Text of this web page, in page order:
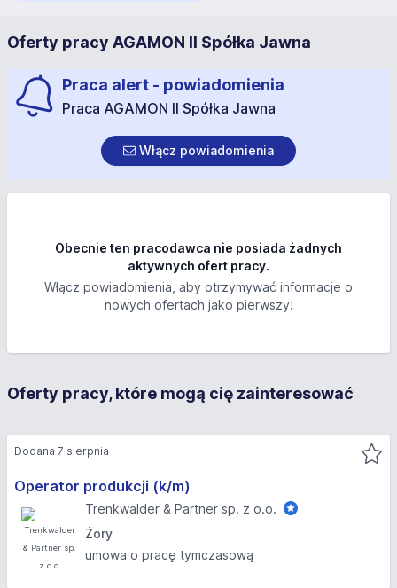
Oferty pracy AGAMON II Spółka Jawna
Praca alert - powiadomienia
Praca AGAMON II Spółka Jawna
Włącz powiadomienia
Obecnie ten pracodawca nie posiada żadnych
aktywnych ofert pracy.
Włącz powiadomienia, aby otrzymywać informacje o
nowych ofertach jako pierwszy!
Oferty pracy, które mogą cię zainteresować
Operator produkcji (k/m)
Trenkwalder & Partner sp. z o.o.
Żory
umowa o pracę tymczasową
Dodana 7 sierpnia